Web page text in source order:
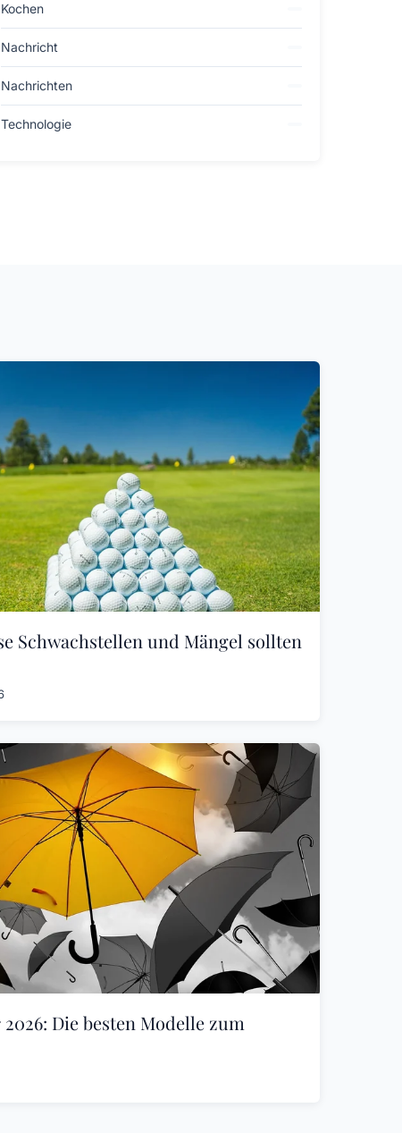
Kochen
Nachricht
Nachrichten
Technologie
Schwachstellen und Mängel sollten
Die besten Modelle zum